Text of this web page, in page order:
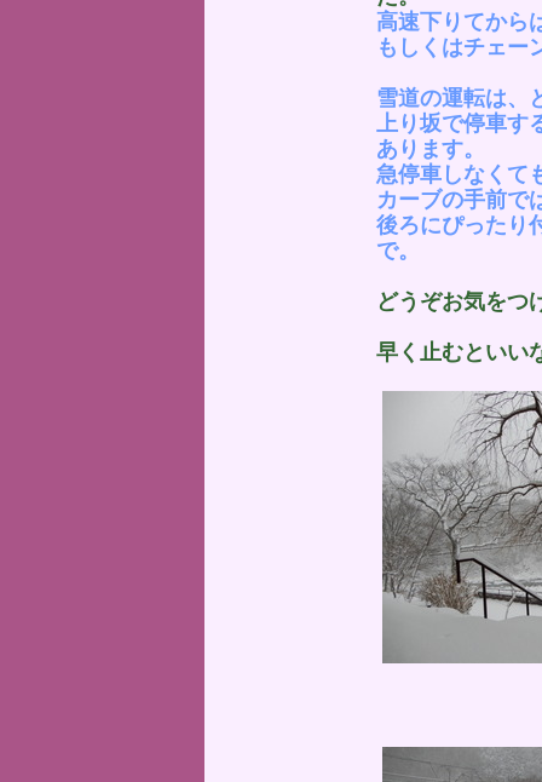
高速下りてから
もしくはチェー
雪道の運転は、
上り坂で停車す
あります。
急停車しなくて
カーブの手前で
後ろにぴったり
で。
どうぞお気をつ
早く止むといい